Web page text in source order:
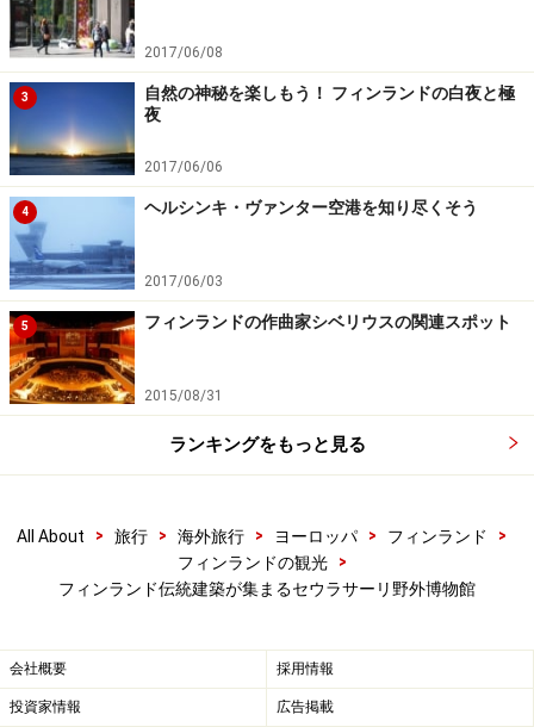
2017/06/08
3
自然の神秘を楽しもう！ フィンランドの白夜と極
夜
2017/06/06
4 ヘルシンキ・ヴァンター空港を知り尽くそう
2017/06/03
5 フィンランドの作曲家シベリウスの関連スポット
2015/08/31
ランキングをもっと見る
All About > 旅行 > 海外旅行 > ヨーロッパ > フィンランド
>
フィンランドの観光
>
フィンランド伝統建築が集まるセウラサーリ野外博物館
会社概要 採用情報
投資家情報 広告掲載